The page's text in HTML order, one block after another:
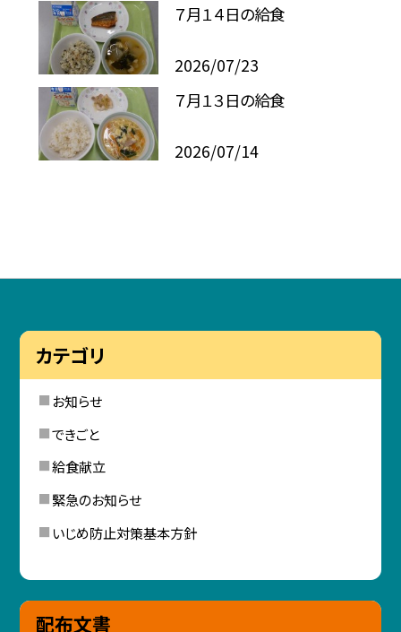
７月１４日の給食
2026/07/23
７月１３日の給食
2026/07/14
カテゴリ
お知らせ
できごと
給食献立
緊急のお知らせ
いじめ防止対策基本方針
配布文書